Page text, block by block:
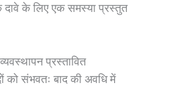
दावे के लिए एक समस्या प्रस्तुत
प्रस्तावित
संभवतः बाद की अवधि में